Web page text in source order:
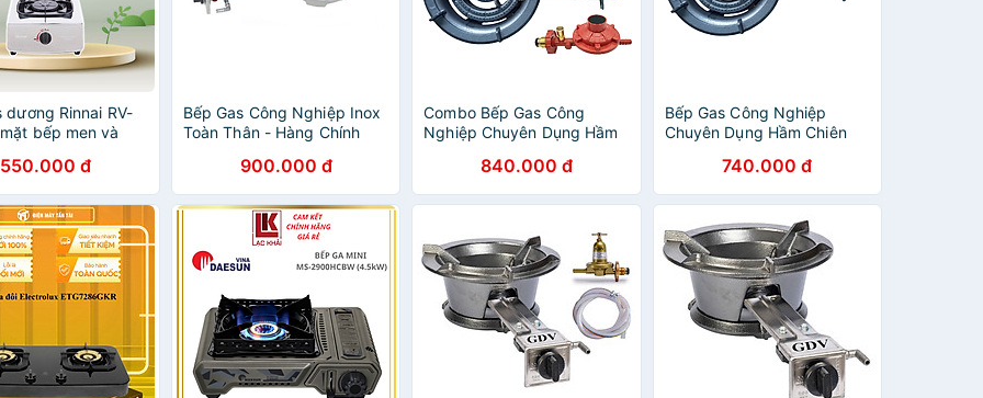
dương Rinnai RV-
bếp men và
550.000 đ
Bếp Gas Công Nghiệp Inox
Toàn Thân - Hàng Chính
900.000 đ
Combo Bếp Gas Công
Nghiệp Chuyên Dụng Hầm
260C Sơn Tĩnh Điện Loại To
5 Chân Kèm Van Dây -
Hàng Chính Hãng
840.000 đ
Bếp Gas Công Nghiệp
Chuyên Dụng Hầm Chiên
Tĩnh Điện Loại To 5 Chân -
Hàng Chính Hãng
740.000 đ